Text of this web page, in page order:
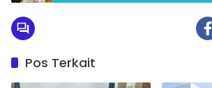
Pos Terkait